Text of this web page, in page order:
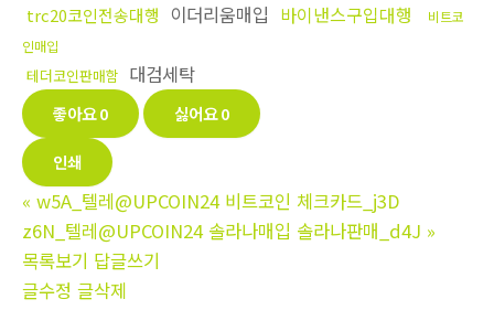
trc20코인전송대행
이더리움매입 바이낸스구입대행
비트코
인매입
테더코인판매함 대검세탁
좋아요0 싫어요0
인쇄
« w5A_텔레@UPCOIN24 비트코인 체크카드_j3D
z6N_텔레@UPCOIN24 솔라나매입 솔라나판매_d4J »
목록보기 답글쓰기
글수정 글삭제